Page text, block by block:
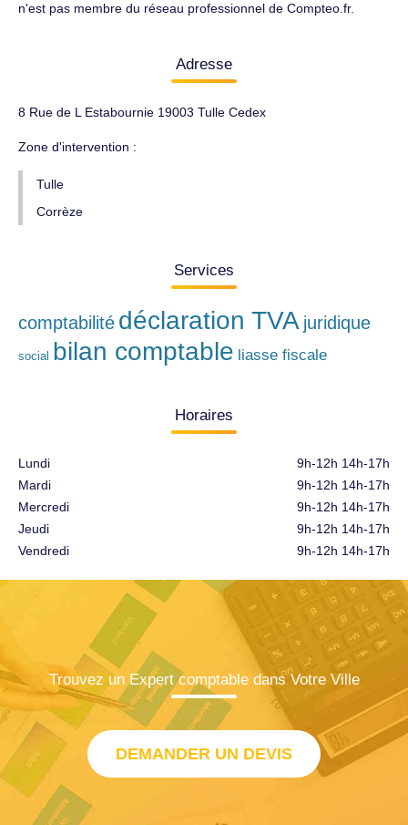
n'est pas membre du réseau professionnel de Compteo.fr.
Adresse
8 Rue de L Estabournie 19003 Tulle Cedex
Zone d'intervention :
Tulle
Corrèze
Services
comptabilité déclaration TVA juridique
social bilan comptable liasse fiscale
Horaires
Lundi
Mardi
Mercredi
Jeudi
Vendredi
9h-12h 14h-17h
9h-12h 14h-17h
9h-12h 14h-17h
9h-12h 14h-17h
9h-12h 14h-17h
Trouvez un Expert comptable dans Votre Ville
DEMANDER UN DEVIS